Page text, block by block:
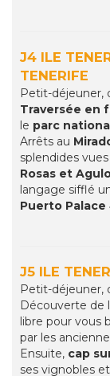
J4 ILE
TENERIFE
Petit-déjeuner,
Traversée en
le parc
Arrêts au
splendides
Rosas et
langage sifflé
Puerto Palace
J5 ILE
Petit-déjeuner,
Découverte de
libre pour vous
par les
Ensuite, cap
ses vignobles